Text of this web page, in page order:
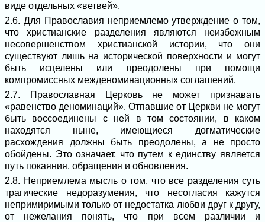
виде отдельных «ветвей».
2.6. Для Православия неприемлемо утверждение о том,
что христианские разделения являются неизбежным
несовершенством христианской истории, что они
существуют лишь на исторической поверхности и могут
быть исцелены или преодолены при помощи
компромиссных межденоминационных соглашений.
2.7. Православная Церковь не может признавать
«равенство деноминаций». Отпавшие от Церкви не могут
быть воссоединены с ней в том состоянии, в каком
находятся ныне, имеющиеся догматические
расхождения должны быть преодолены, а не просто
обойдены. Это означает, что путем к единству является
путь покаяния, обращения и обновления.
2.8. Неприемлема мысль о том, что все разделения суть
трагические недоразумения, что несогласия кажутся
непримиримыми только от недостатка любви друг к другу,
от нежелания понять, что при всем различии и